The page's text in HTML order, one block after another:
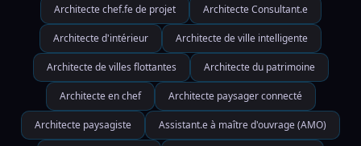
Architecte chef.fe de projet Architecte Consultant.e
Architecte d'intérieur Architecte de ville intelligente
Architecte de villes flottantes Architecte du patrimoine
Architecte en chef Architecte paysager connecté
Architecte paysagiste Assistant.e à maître d'ouvrage (AMO)